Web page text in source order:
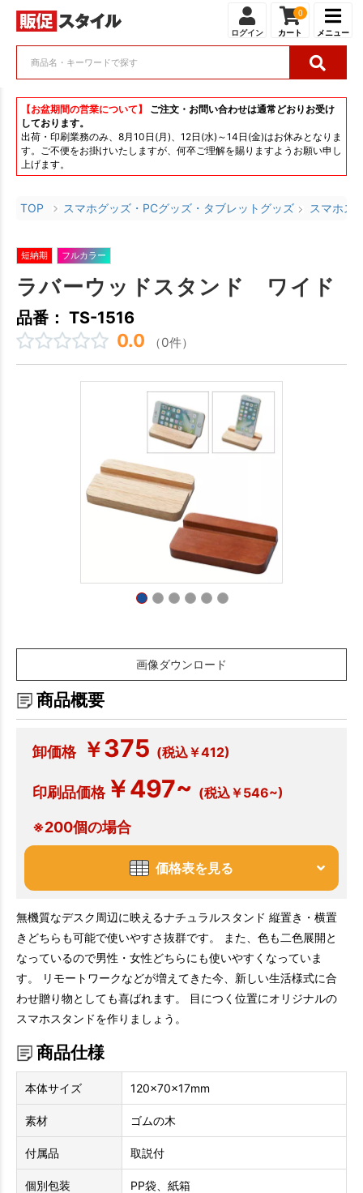
ログイン
0
カート メニュー
【お盆期間の営業について】
ご注文・お問い合わせは通常どおりお受け
しております。
出荷・印刷業務のみ、8月10日(月)、12日(水)～14日(金)はお休みとなりま
す。ご不便をお掛けいたしますが、何卒ご理解を賜りますようお願い申し
上げます。
TOP スマホグッズ・PCグッズ・タブレットグッズ スマホス
短納期 フルカラー
ラバーウッドスタンド ワイド
品番： TS-1516
0.0 （0件）
画像ダウンロード
商品概要
卸価格 ￥375 (税込￥412)
印刷品価格￥497~ (税込￥546~)
※200個の場合
価格表を見る
無機質なデスク周辺に映えるナチュラルスタンド 縦置き・横置
きどちらも可能で使いやすさ抜群です。 また、色も二色展開と
なっているので男性・女性どちらにも使いやすくなっていま
す。 リモートワークなどが増えてきた今、新しい生活様式に合
わせ贈り物としても喜ばれます。 目につく位置にオリジナルの
スマホスタンドを作りましょう。
商品仕様
本体サイズ 120×70×17mm
素材 ゴムの木
付属品 取説付
個別包装 PP袋、紙箱